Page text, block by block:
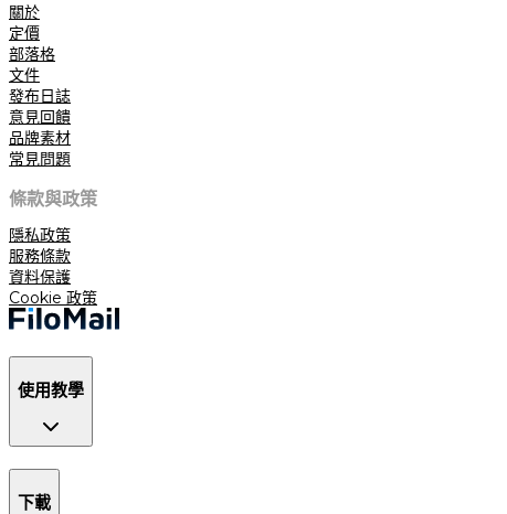
關於
定價
部落格
文件
發布日誌
意見回饋
品牌素材
常見問題
條款與政策
隱私政策
服務條款
資料保護
Cookie 政策
使用教學
下載